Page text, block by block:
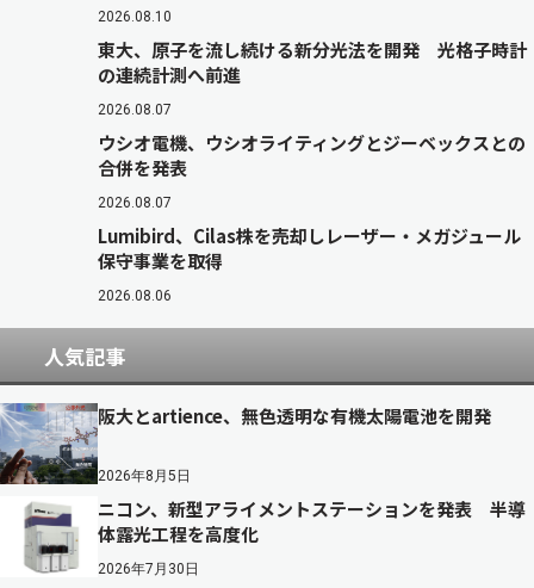
2026.08.10
東大、原子を流し続ける新分光法を開発 光格子時計
の連続計測へ前進
2026.08.07
ウシオ電機、ウシオライティングとジーベックスとの
合併を発表
2026.08.07
Lumibird、Cilas株を売却しレーザー・メガジュール
保守事業を取得
2026.08.06
人気記事
阪大とartience、無色透明な有機太陽電池を開発
2026年8月5日
ニコン、新型アライメントステーションを発表 半導
体露光工程を高度化
2026年7月30日